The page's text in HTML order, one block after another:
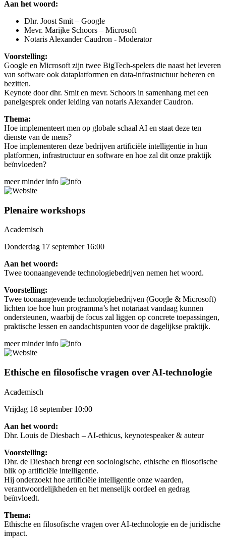
Aan het woord:
Dhr. Joost Smit – Google
Mevr. Marijke Schoors – Microsoft
Notaris Alexander Caudron - Moderator
Voorstelling:
Google en Microsoft zijn twee BigTech-spelers die naast het leveren
van software ook dataplatformen en data-infrastructuur beheren en
bezitten.
Keynote door dhr. Smit en mevr. Schoors in samenhang met een
panelgesprek onder leiding van notaris Alexander Caudron.
Thema:
Hoe implementeert men op globale schaal AI en staat deze ten
dienste van de mens?
Hoe implementeren deze bedrijven artificiële intelligentie in hun
platformen, infrastructuur en software en hoe zal dit onze praktijk
beïnvloeden?
meer minderinfo
Plenaire workshops
Academisch
Donderdag 17 september 16:00
Aan het woord:
Twee toonaangevende technologiebedrijven nemen het woord.
Voorstelling:
Twee toonaangevende technologiebedrijven (Google & Microsoft)
lichten toe hoe hun programma’s het notariaat vandaag kunnen
ondersteunen, waarbij de focus zal liggen op concrete toepassingen,
praktische lessen en aandachtspunten voor de dagelijkse praktijk.
meer minderinfo
Ethische en filosofische vragen over AI-technologie
Academisch
Vrijdag 18 september 10:00
Aan het woord:
Dhr. Louis de Diesbach – AI-ethicus, keynotespeaker & auteur
Voorstelling:
Dhr. de Diesbach brengt een sociologische, ethische en filosofische
blik op artificiële intelligentie.
Hij onderzoekt hoe artificiële intelligentie onze waarden,
verantwoordelijkheden en het menselijk oordeel en gedrag
beïnvloedt.
Thema:
Ethische en filosofische vragen over AI-technologie en de juridische
impact.